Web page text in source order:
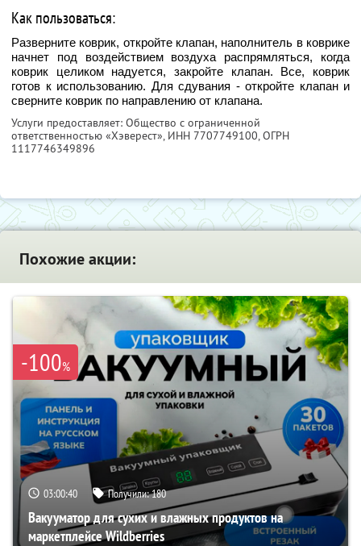
Как пользоваться:
Разверните коврик, откройте клапан, наполнитель в коврике
начнет под воздействием воздуха распрямляться, когда
коврик целиком надуется, закройте клапан. Все, коврик
готов к использованию. Для сдувания - откройте клапан и
сверните коврик по направлению от клапана.
Услуги предоставляет: Общество с ограниченной
ответственностью «Хэверест», ИНН 7707749100, ОГРН
1117746349896
Похожие акции:
-100%
03:00:39 Получили:180
Вакууматор для сухих и влажных продуктов на
маркетплейсе Wildberries